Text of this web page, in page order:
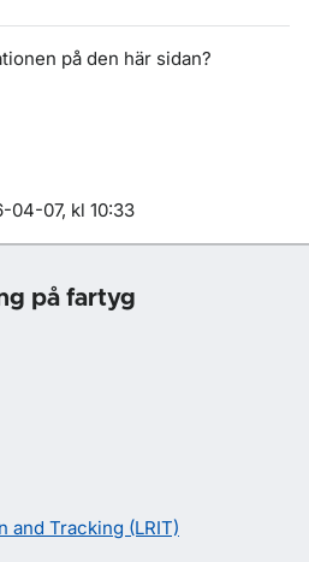
på den här sidan?
04-07, kl 10:33
på fartyg
and Tracking (LRIT)